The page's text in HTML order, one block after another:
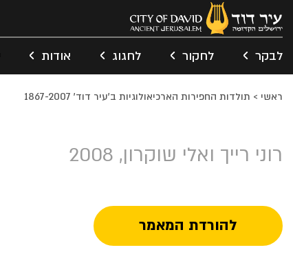
לבקר לחקור לחגוג אודות
ראשי > תולדות החפירות הארכיאולוגיות ב'עיר דוד' 1867-2007
רוני רייך ואלי שוקרון, 2008
להורדת המאמר